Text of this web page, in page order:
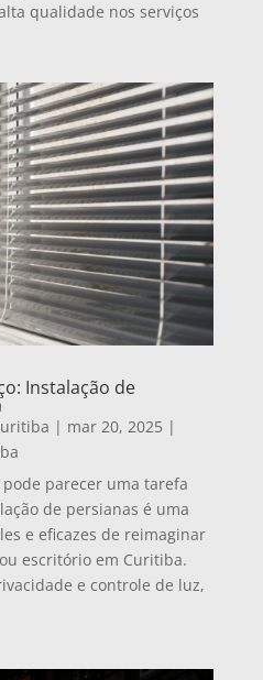
qualidade nos serviços
Instalação de
| mar 20, 2025 |
parecer uma tarefa
de persianas é uma
e eficazes de reimaginar
escritório em Curitiba.
e controle de luz,